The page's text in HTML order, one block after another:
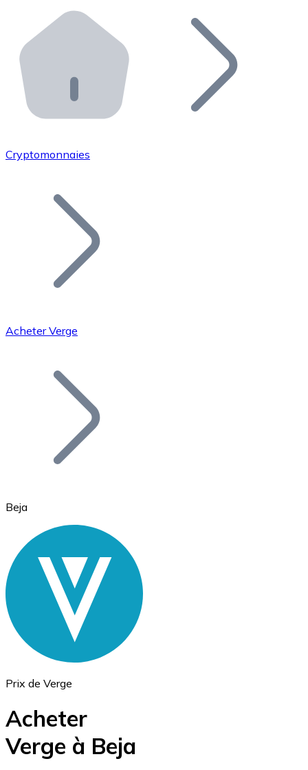
Distributeurs automatiques Bitnovo
Intégrez un ATM Bitnovo dans votre entreprise et
API Bitnovo
Intégrez notre API dans votre écosystème.
Rejoignez notre réseau de distributeurs et
Ajoutez le token de votre projet à notre service
Bitcoin
Ethereum
Cryptomonnaies
Acheter Verge
Beja
Prix de Verge
Acheter
Verge à Beja